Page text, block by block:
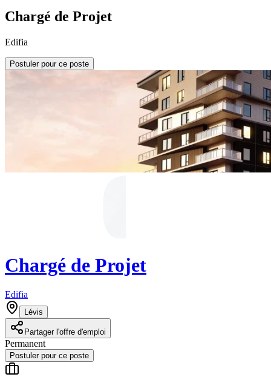
Chargé de Projet
Edifia
Postuler pour ce poste
Chargé de Projet
Edifia
Lévis
Partager l'offre d'emploi
Permanent
Postuler pour ce poste